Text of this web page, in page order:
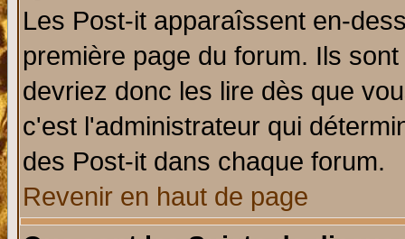
Les Post-it apparaîssent en-
première page du forum. Ils
devriez donc les lire dès que
c'est l'administrateur qui
des Post-it dans chaque forum.
Revenir en haut de page